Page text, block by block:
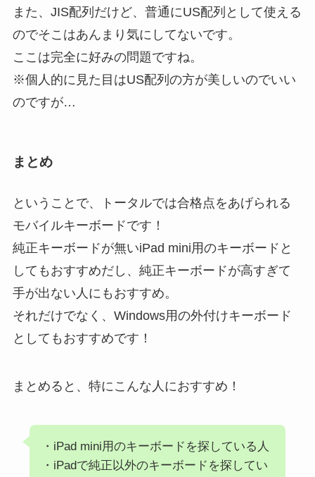
また、JIS配列だけど、普通にUS配列として使える
のでそこはあんまり気にしてないです。
ここは完全に好みの問題ですね。
※個人的に見た目はUS配列の方が美しいのでいい
のですが…
まとめ
ということで、トータルでは合格点をあげられる
モバイルキーボードです！
純正キーボードが無いiPad mini用のキーボードと
してもおすすめだし、純正キーボードが高すぎて
手が出ない人にもおすすめ。
それだけでなく、Windows用の外付けキーボード
としてもおすすめです！
まとめると、特にこんな人におすすめ！
・iPad mini用のキーボードを探している人
・iPadで純正以外のキーボードを探してい